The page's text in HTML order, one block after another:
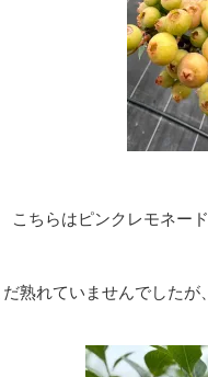
こちらはピンクレモネー
熟れていませんでしたが